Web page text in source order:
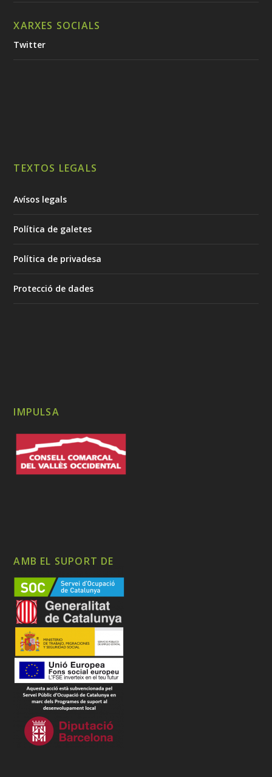
XARXES SOCIALS
Twitter
TEXTOS LEGALS
Avísos legals
Política de galetes
Política de privadesa
Protecció de dades
IMPULSA
AMB EL SUPORT DE